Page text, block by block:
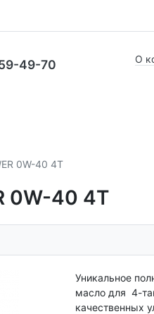
49-70 О
0W-40 4T
0W-40 4T
Уникальное
масло для 4-
качественных